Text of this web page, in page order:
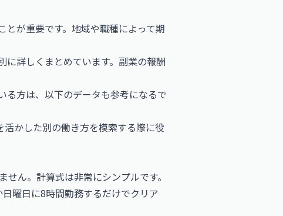
が重要です。地域や職種によって期
に詳しくまとめています。副業の報酬
る方は、以下のデータも参考になるで
かした別の働き方を模索する際に役
ん。計算式は非常にシンプルです。
曜日に8時間勤務するだけでクリア